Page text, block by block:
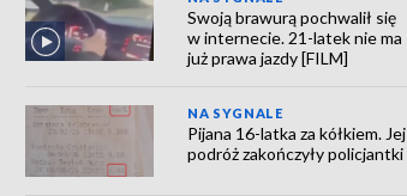
Swoją brawurą pochwalił się
w internecie. 21-latek nie ma
już prawa jazdy [FILM]
NA SYGNALE
Pijana 16-latka za kółkiem. Jej
podróż zakończyły policjantki